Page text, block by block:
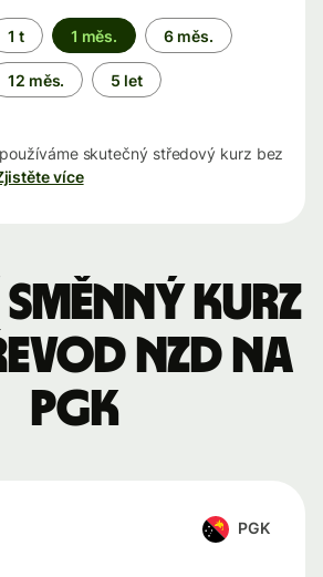
1 t 1 měs. 6 měs.
12 měs. 5 let
skutečný středový kurz bez
více
směnný kurz
NZD na
PGK
PGK